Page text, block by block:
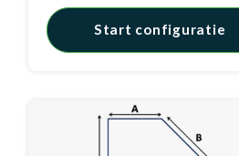
Start configuratie